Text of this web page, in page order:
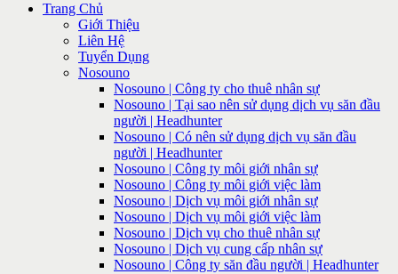
Trang Chủ
Giới Thiệu
Liên Hệ
Tuyển Dụng
Nosouno
Nosouno | Công ty cho thuê nhân sự
Nosouno | Tại sao nên sử dụng dịch vụ săn đầu
người | Headhunter
Nosouno | Có nên sử dụng dịch vụ săn đầu
người | Headhunter
Nosouno | Công ty môi giới nhân sự
Nosouno | Công ty môi giới việc làm
Nosouno | Dịch vụ môi giới nhân sự
Nosouno | Dịch vụ môi giới việc làm
Nosouno | Dịch vụ cho thuê nhân sự
Nosouno | Dịch vụ cung cấp nhân sự
Nosouno | Công ty săn đầu người | Headhunter